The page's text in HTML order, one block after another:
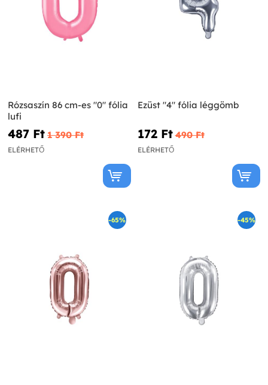
Rózsaszín 86 cm-es "0" fólia
lufi
487 Ft‎ 1 390 Ft‎
ELÉRHETŐ
Ezüst "4" fólia léggömb
172 Ft‎ 490 Ft‎
ELÉRHETŐ
-65% -45%